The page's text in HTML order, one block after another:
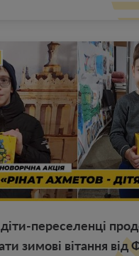
пе­ре­се­ленці
зимові вітання від